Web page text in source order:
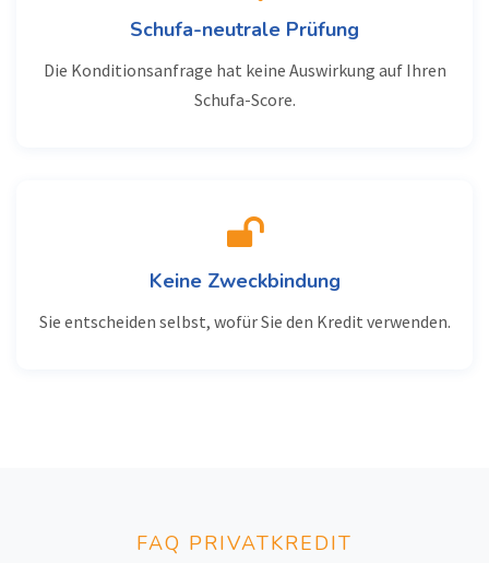
Schufa-neutrale Prüfung
Die Konditionsanfrage hat keine Auswirkung auf Ihren
Schufa-Score.
Keine Zweckbindung
Sie entscheiden selbst, wofür Sie den Kredit verwenden.
FAQ PRIVATKREDIT